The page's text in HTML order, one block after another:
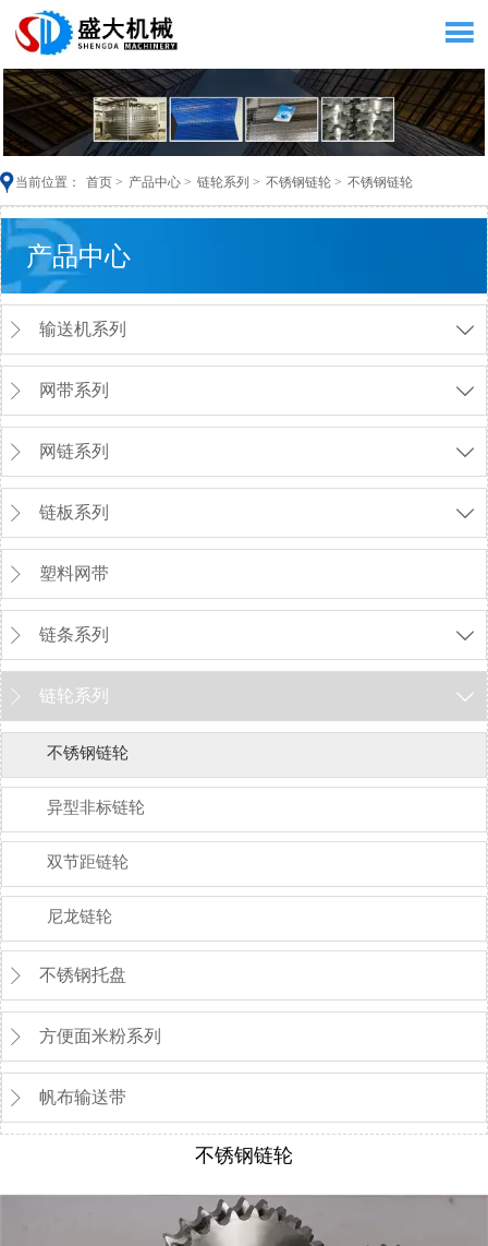

 当前位置： 首页 > 产品中心 > 链轮系列 > 不锈钢链轮 > 不锈钢链轮
产品中心
 输送机系列 
 网带系列 
 网链系列 
 链板系列 
 塑料网带
 链条系列 
 链轮系列 
不锈钢链轮
异型非标链轮
双节距链轮
尼龙链轮
 不锈钢托盘
 方便面米粉系列
 帆布输送带
不锈钢链轮